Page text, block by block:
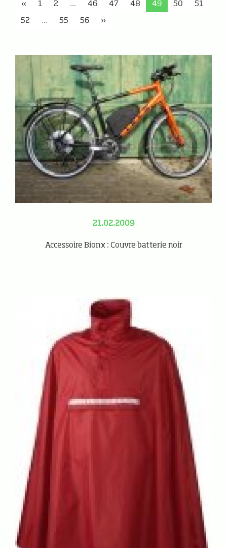
« 1 2 ... 46 47 48 49 50 51
52 ... 55 56 »
21.02.2009
Accessoire Bionx : Couvre batterie noir